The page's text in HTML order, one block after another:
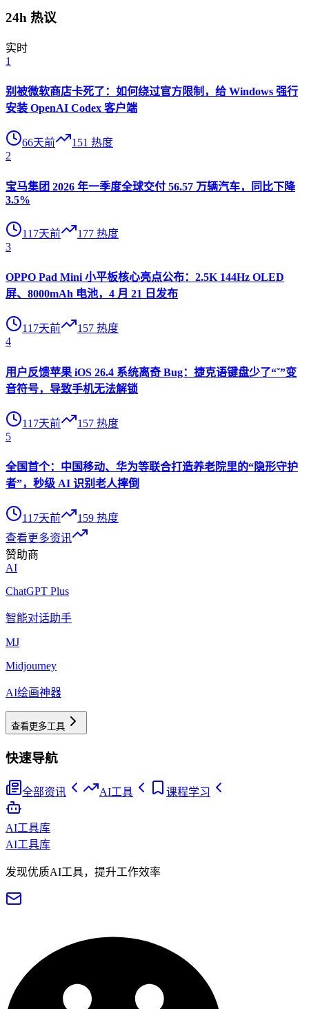
24h 热议
实时
1
别被微软商店卡死了：如何绕过官方限制，给 Windows 强行
安装 OpenAI Codex 客户端
66天前 151 热度
2
宝马集团 2026 年一季度全球交付 56.57 万辆汽车，同比下降
3.5%
117天前 177 热度
3
OPPO Pad Mini 小平板核心亮点公布：2.5K 144Hz OLED
屏、8000mAh 电池，4 月 21 日发布
117天前 157 热度
4
用户反馈苹果 iOS 26.4 系统离奇 Bug：捷克语键盘少了“ˇ”变
音符号，导致手机无法解锁
117天前 157 热度
5
全国首个：中国移动、华为等联合打造养老院里的“隐形守护
者”，秒级 AI 识别老人摔倒
117天前 159 热度
查看更多资讯
赞助商
AI
ChatGPT Plus
智能对话助手
MJ
Midjourney
AI绘画神器
查看更多工具
快速导航
全部资讯 AI工具 课程学习
AI工具库
AI工具库
发现优质AI工具，提升工作效率